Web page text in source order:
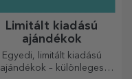
Limitált kiadású
ajándékok
Egyedi, limitált kiadású
ajándékok – különleges